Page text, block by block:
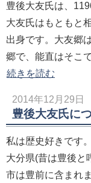
豊後大友氏は、
大友氏はもともと
出身です。大友郷
郷で、能直はそこ
続きを読む
2014年12月29日
豊後大友氏に
私は歴史好きです
大分県(昔は豊後と
市は豊前に含まれ